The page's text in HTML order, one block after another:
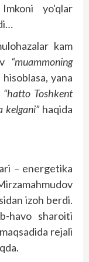
yo'qlar
kam
“muammoning
hisoblasa, yana
“hatto Toshkent
kelgani” haqida
– energetika
izoh berdi.
havo sharoiti
rejali